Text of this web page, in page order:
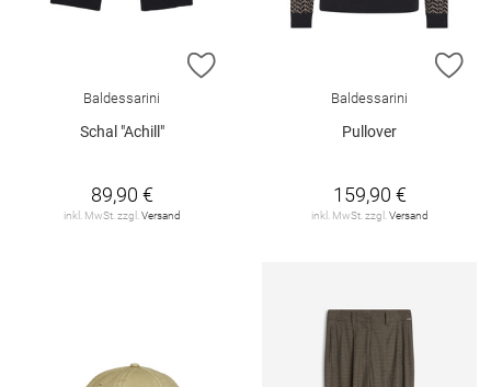
ZUR WUNSCHLISTE HINZUFÜGEN
Baldessarini
Schal "Achill"
89,90 €
inkl. MwSt. zzgl.Versand
Baldessarini
Pullover
159,90 €
inkl. MwSt. zzgl.Versand